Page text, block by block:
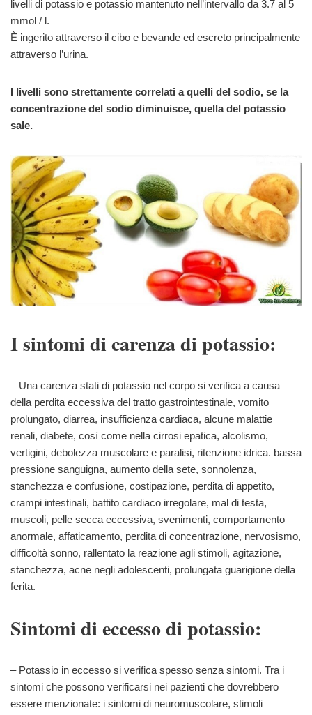
livelli di potassio e potassio mantenuto nell’intervallo da 3.7 al 5
mmol / l.
È ingerito attraverso il cibo e bevande ed escreto principalmente
attraverso l’urina.
I livelli sono strettamente correlati a quelli del sodio, se la
concentrazione del sodio diminuisce, quella del potassio
sale.
I sintomi di carenza di potassio:
– Una carenza stati di potassio nel corpo si verifica a causa
della perdita eccessiva del tratto gastrointestinale, vomito
prolungato, diarrea, insufficienza cardiaca, alcune malattie
renali, diabete, così come nella cirrosi epatica, alcolismo,
vertigini, debolezza muscolare e paralisi, ritenzione idrica. bassa
pressione sanguigna, aumento della sete, sonnolenza,
stanchezza e confusione, costipazione, perdita di appetito,
crampi intestinali, battito cardiaco irregolare, mal di testa,
muscoli, pelle secca eccessiva, svenimenti, comportamento
anormale, affaticamento, perdita di concentrazione, nervosismo,
difficoltà sonno, rallentato la reazione agli stimoli, agitazione,
stanchezza, acne negli adolescenti, prolungata guarigione della
ferita.
Sintomi di eccesso di potassio:
– Potassio in eccesso si verifica spesso senza sintomi. Tra i
sintomi che possono verificarsi nei pazienti che dovrebbero
essere menzionate: i sintomi di neuromuscolare, stimoli